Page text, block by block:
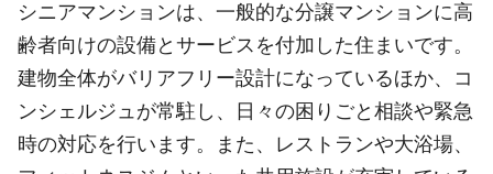
シニアマンションは、一般的な分譲マンションに高
齢者向けの設備とサービスを付加した住まいです。
建物全体がバリアフリー設計になっているほか、コ
ンシェルジュが常駐し、日々の困りごと相談や緊急
時の対応を行います。また、レストランや大浴場、